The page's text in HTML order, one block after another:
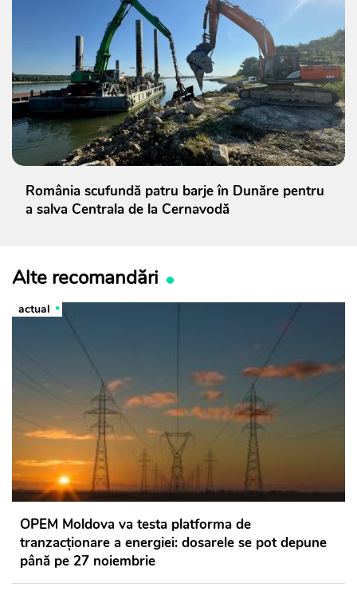
România scufundă patru barje în Dunăre pentru
a salva Centrala de la Cernavodă
Alte recomandări
actual
OPEM Moldova va testa platforma de
tranzacționare a energiei: dosarele se pot depune
până pe 27 noiembrie